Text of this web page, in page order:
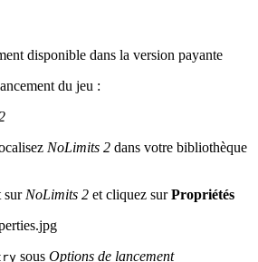
disponible dans la version payante
du jeu :
NoLimits 2 dans votre bibliothèque
surNoLimits 2 et cliquez surPropriétés
sous Options de lancement